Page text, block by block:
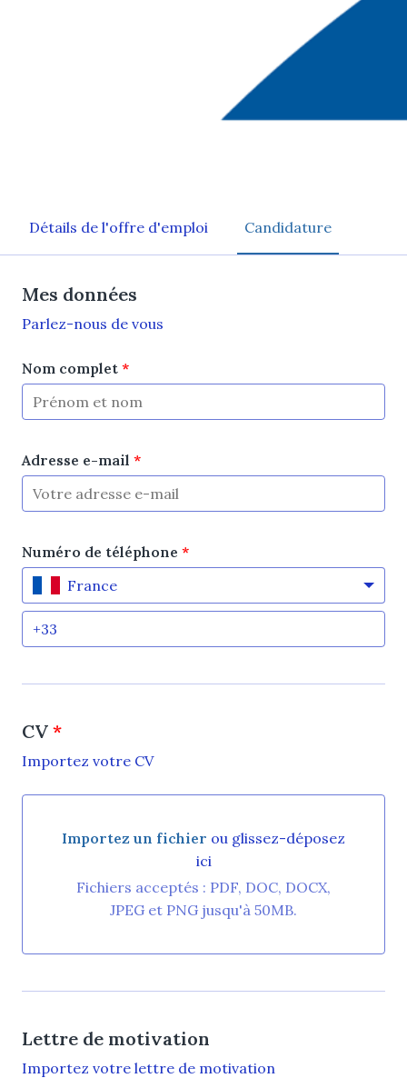
Détails de l'offre d'emploi Candidature
Mes données
Parlez-nous de vous
Nom complet *
Adresse e-mail *
Numéro de téléphone *
France
CV *
Importez votre CV
Importez un fichier ou glissez-déposez
ici
Importez un fichier ou glissez-déposez ici
Fichiers acceptés : PDF, DOC, DOCX,
JPEG et PNG jusqu'à 50MB.
Lettre de motivation
Importez votre lettre de motivation